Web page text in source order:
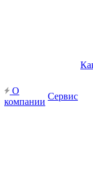
О
компании
Сервис